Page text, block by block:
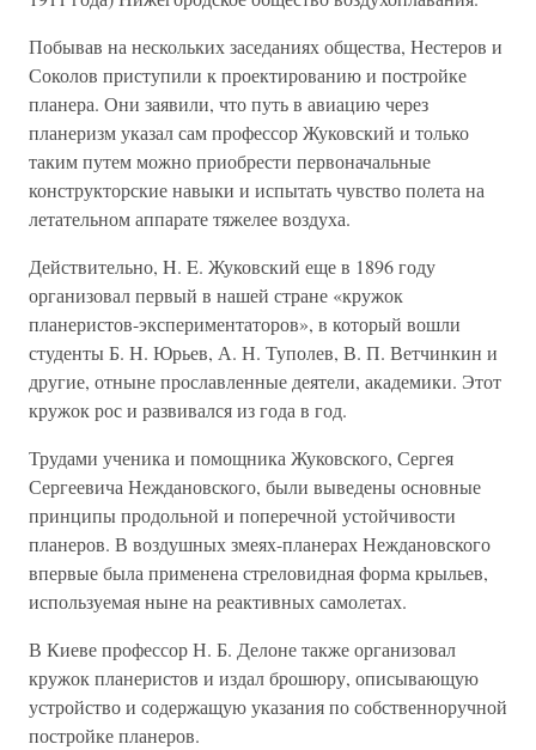
Побывав на нескольких заседаниях общества, Нестеров и
Соколов приступили к проектированию и постройке
планера. Они заявили, что путь в авиацию через
планеризм указал сам профессор Жуковский и только
таким путем можно приобрести первоначальные
конструкторские навыки и испытать чувство полета на
летательном аппарате тяжелее воздуха.
Действительно, H. E. Жуковский еще в 1896 году
организовал первый в нашей стране «кружок
планеристов-экспериментаторов», в который вошли
студенты Б. Н. Юрьев, А. Н. Туполев, В. П. Ветчинкин и
другие, отныне прославленные деятели, академики. Этот
кружок рос и развивался из года в год.
Трудами ученика и помощника Жуковского, Сергея
Сергеевича Неждановского, были выведены основные
принципы продольной и поперечной устойчивости
планеров. В воздушных змеях-планерах Неждановского
впервые была применена стреловидная форма крыльев,
используемая ныне на реактивных самолетах.
В Киеве профессор Н. Б. Делоне также организовал
кружок планеристов и издал брошюру, описывающую
устройство и содержащую указания по собственноручной
постройке планеров.